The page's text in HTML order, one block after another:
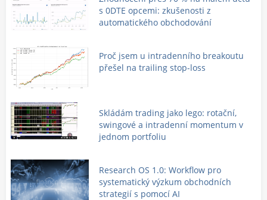
s 0DTE opcemi: zkušenosti z
automatického obchodování
Proč jsem u intradenního breakoutu
přešel na trailing stop-loss
Skládám trading jako lego: rotační,
swingové a intradenní momentum v
jednom portfoliu
Research OS 1.0: Workflow pro
systematický výzkum obchodních
strategií s pomocí AI